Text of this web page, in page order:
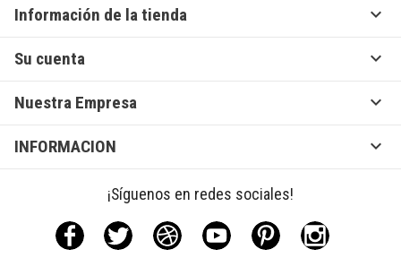
Información de la tienda 
Su cuenta 
Nuestra Empresa 
INFORMACION 
¡Síguenos en redes sociales!
Facebook Twitter Rss YouTubePinterestInstagram